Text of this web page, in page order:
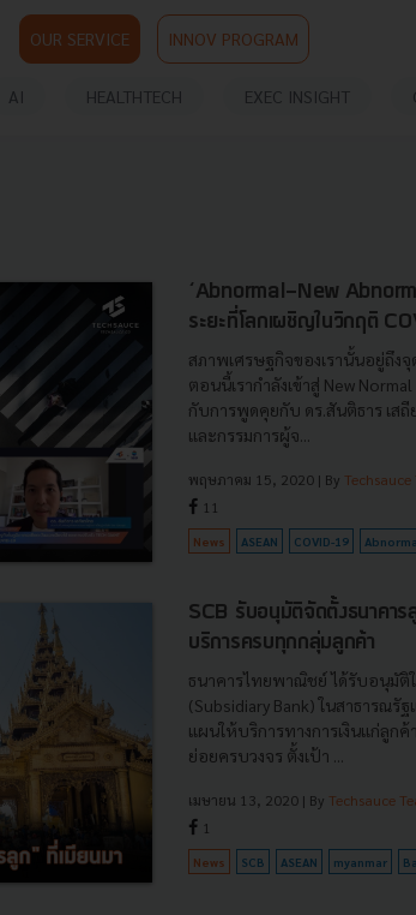
OUR SERVICE INNOV PROGRAM
AI HEALTHTECH EXEC INSIGHT
‘Abnormal-New
ระยะที่โลกเผชิญในวิกฤติ
สภาพเศรษฐกิจของเรานั้นอยู่ถึง
ตอนนี้เรากำลังเข้าสู่ New
กับการพูดคุยกับ ดร.สันติธาร เส
และกรรมการผู้จ...
พฤษภาคม 15, 2020 | By Techsauce
11
News ASEAN COVID-19
SCB รับอนุมัติจัดตั้งธนาคาร
บริการครบทุกกลุ่มลูกค้า
ธนาคารไทยพาณิชย์ ได้รับอนุมัติ
(Subsidiary Bank) ในสาธารณรั
แผนให้บริการทางการเงินแก่ลูกค้
ย่อยครบวงจร ตั้งเป้า ...
เมษายน 13, 2020 | By Techsauce
1
News SCB ASEAN myanmar